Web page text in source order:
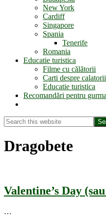
New York
Cardiff
Singapore
Spania
Tenerife
Romania
Educatie turistica
Filme cu călătorii
Carti despre calatorii
Educatie turistica
Recomandări pentru
Search
this
Search
Dragobete
Valentine’s Day
…